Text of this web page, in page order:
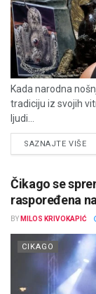
Kada narodna
tradiciju iz svojih
ljudi...
SAZNAJTE VIŠE
Čikago se
raspoređena
BY MILOS KRIVOKAPIĆ
CIKAGO